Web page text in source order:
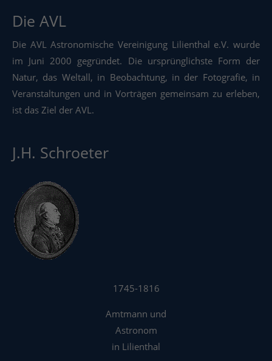
Die AVL
Die AVL Astronomische Vereinigung Lilienthal e.V. wurde
im Juni 2000 gegründet. Die ursprünglichste Form der
Natur, das Weltall, in Beobachtung, in der Fotografie, in
Veranstaltungen und in Vorträgen gemeinsam zu erleben,
ist das Ziel der AVL.
J.H. Schroeter
1745-1816
Amtmann und
Astronom
in Lilienthal